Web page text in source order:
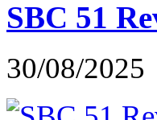
SBC 51
30/08/2025